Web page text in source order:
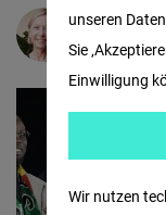
Wir nutzen
unseren
Sie
Einwilligung